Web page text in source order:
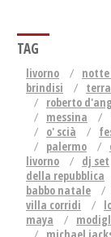
TAG
livorno notte
brindisi
roberto
messina
o' scià
palermo
livorno
dj set
della repubblica
babbo natale
villa corridi
maya